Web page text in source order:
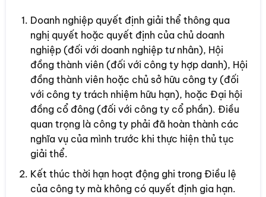
Doanh nghiệp quyết định giải thể thông qua
nghị quyết hoặc quyết định của chủ doanh
nghiệp (đối với doanh nghiệp tư nhân), Hội
đồng thành viên (đối với công ty hợp danh), Hội
đồng thành viên hoặc chủ sở hữu công ty (đối
với công ty trách nhiệm hữu hạn), hoặc Đại hội
đồng cổ đông (đối với công ty cổ phần). Điều
quan trọng là công ty phải đã hoàn thành các
nghĩa vụ của mình trước khi thực hiện thủ tục
giải thể.
Kết thúc thời hạn hoạt động ghi trong Điều lệ
của công ty mà không có quyết định gia hạn.